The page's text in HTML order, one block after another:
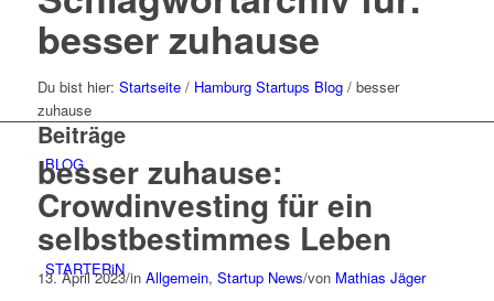
BLOG
STARTERiN
besser zuhause
Du bist hier: Startseite / Hamburg Startups Blog / besser
zuhause
Beiträge
besser zuhause:
Crowdinvesting für ein
selbstbestimmes Leben
13. April 2023/in Allgemein, Startup News/von Mathias Jäger